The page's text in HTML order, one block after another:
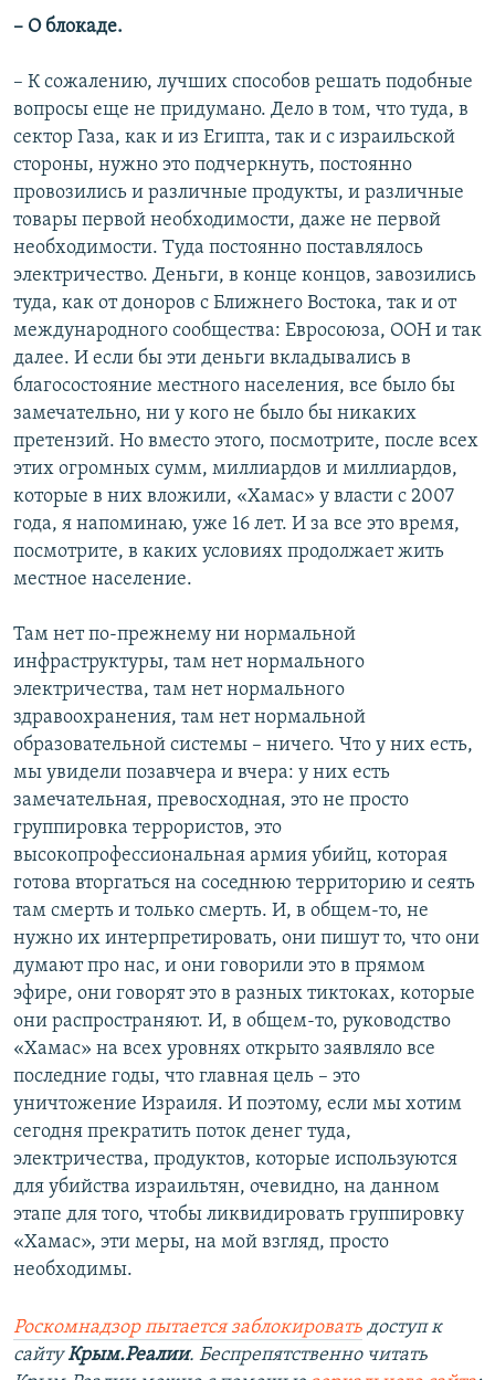
– О блокаде.
– К сожалению, лучших способов решать подобные
вопросы еще не придумано. Дело в том, что туда, в
сектор Газа, как и из Египта, так и с израильской
стороны, нужно это подчеркнуть, постоянно
провозились и различные продукты, и различные
товары первой необходимости, даже не первой
необходимости. Туда постоянно поставлялось
электричество. Деньги, в конце концов, завозились
туда, как от доноров с Ближнего Востока, так и от
международного сообщества: Евросоюза, ООН и так
далее. И если бы эти деньги вкладывались в
благосостояние местного населения, все было бы
замечательно, ни у кого не было бы никаких
претензий. Но вместо этого, посмотрите, после всех
этих огромных сумм, миллиардов и миллиардов,
которые в них вложили, «Хамас» у власти с 2007
года, я напоминаю, уже 16 лет. И за все это время,
посмотрите, в каких условиях продолжает жить
местное население.
Там нет по-прежнему ни нормальной
инфраструктуры, там нет нормального
электричества, там нет нормального
здравоохранения, там нет нормальной
образовательной системы – ничего. Что у них есть,
мы увидели позавчера и вчера: у них есть
замечательная, превосходная, это не просто
группировка террористов, это
высокопрофессиональная армия убийц, которая
готова вторгаться на соседнюю территорию и сеять
там смерть и только смерть. И, в общем-то, не
нужно их интерпретировать, они пишут то, что они
думают про нас, и они говорили это в прямом
эфире, они говорят это в разных тиктоках, которые
они распространяют. И, в общем-то, руководство
«Хамас» на всех уровнях открыто заявляло все
последние годы, что главная цель – это
уничтожение Израиля. И поэтому, если мы хотим
сегодня прекратить поток денег туда,
электричества, продуктов, которые используются
для убийства израильтян, очевидно, на данном
этапе для того, чтобы ликвидировать группировку
«Хамас», эти меры, на мой взгляд, просто
необходимы.
Роскомнадзор пытается заблокировать доступ к
сайтуКрым.Реалии. Беспрепятственно читать